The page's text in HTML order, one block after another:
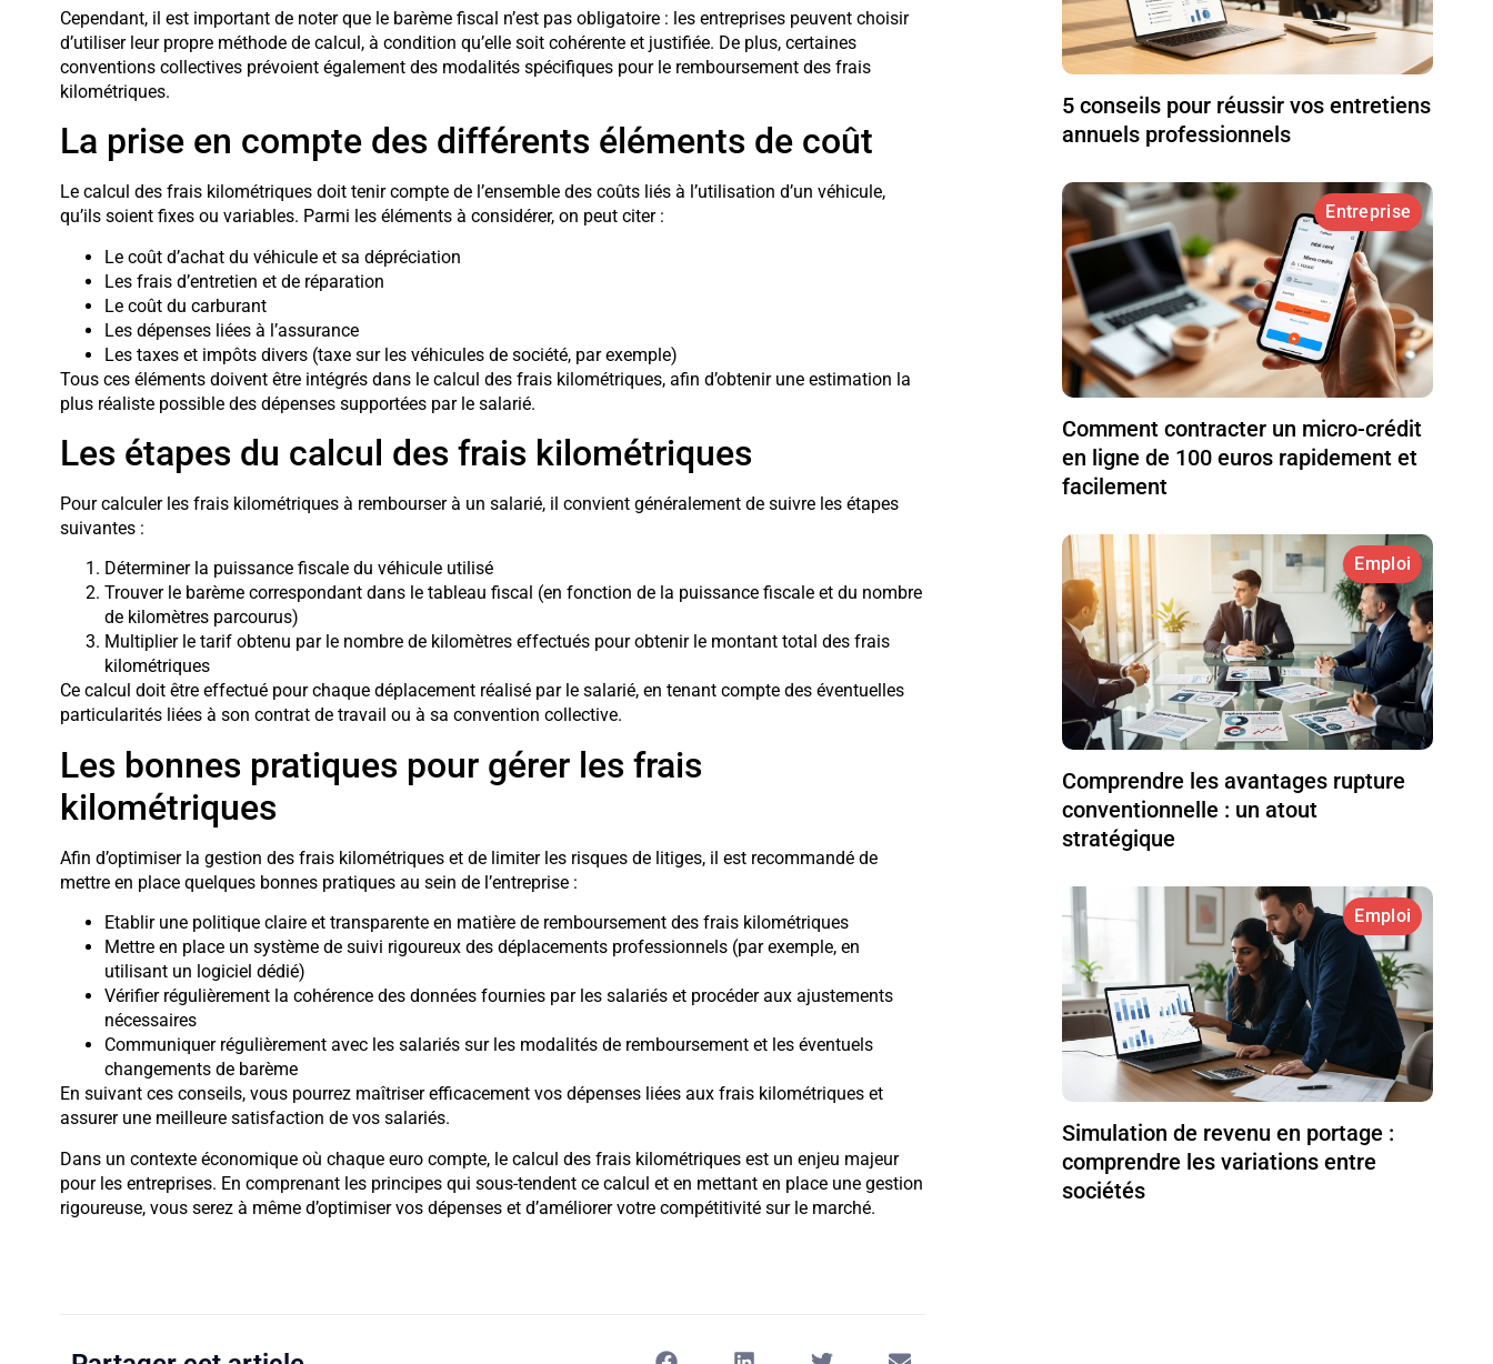
Cependant, il est important de noter que le barème fiscal n’est pas obligatoire : les entreprises peuvent choisir
d’utiliser leur propre méthode de calcul, à condition qu’elle soit cohérente et justifiée. De plus, certaines
conventions collectives prévoient également des modalités spécifiques pour le remboursement des frais
kilométriques.
La prise en compte des différents éléments de coût
Le calcul des frais kilométriques doit tenir compte de l’ensemble des coûts liés à l’utilisation d’un véhicule,
qu’ils soient fixes ou variables. Parmi les éléments à considérer, on peut citer :
Le coût d’achat du véhicule et sa dépréciation
Les frais d’entretien et de réparation
Le coût du carburant
Les dépenses liées à l’assurance
Les taxes et impôts divers (taxe sur les véhicules de société, par exemple)
Tous ces éléments doivent être intégrés dans le calcul des frais kilométriques, afin d’obtenir une estimation la
plus réaliste possible des dépenses supportées par le salarié.
Les étapes du calcul des frais kilométriques
Pour calculer les frais kilométriques à rembourser à un salarié, il convient généralement de suivre les étapes
suivantes :
Déterminer la puissance fiscale du véhicule utilisé
Trouver le barème correspondant dans le tableau fiscal (en fonction de la puissance fiscale et du nombre
de kilomètres parcourus)
Multiplier le tarif obtenu par le nombre de kilomètres effectués pour obtenir le montant total des frais
kilométriques
Ce calcul doit être effectué pour chaque déplacement réalisé par le salarié, en tenant compte des éventuelles
particularités liées à son contrat de travail ou à sa convention collective.
Les bonnes pratiques pour gérer les frais
kilométriques
Afin d’optimiser la gestion des frais kilométriques et de limiter les risques de litiges, il est recommandé de
mettre en place quelques bonnes pratiques au sein de l’entreprise :
Etablir une politique claire et transparente en matière de remboursement des frais kilométriques
Mettre en place un système de suivi rigoureux des déplacements professionnels (par exemple, en
utilisant un logiciel dédié)
Vérifier régulièrement la cohérence des données fournies par les salariés et procéder aux ajustements
nécessaires
Communiquer régulièrement avec les salariés sur les modalités de remboursement et les éventuels
changements de barème
En suivant ces conseils, vous pourrez maîtriser efficacement vos dépenses liées aux frais kilométriques et
assurer une meilleure satisfaction de vos salariés.
Dans un contexte économique où chaque euro compte, le calcul des frais kilométriques est un enjeu majeur
pour les entreprises. En comprenant les principes qui sous-tendent ce calcul et en mettant en place une gestion
rigoureuse, vous serez à même d’optimiser vos dépenses et d’améliorer votre compétitivité sur le marché.
5 conseils pour réussir vos entretiens
annuels professionnels
Entreprise
Comment contracter un micro-crédit
en ligne de 100 euros rapidement et
facilement
Emploi
Comprendre les avantages rupture
conventionnelle : un atout
stratégique
Emploi
Simulation de revenu en portage :
comprendre les variations entre
sociétés